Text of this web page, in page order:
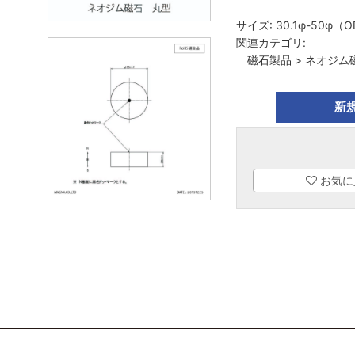
サイズ: 30.1φ-50φ（
関連カテゴリ:
磁石製品 > ネオジム
新
お気